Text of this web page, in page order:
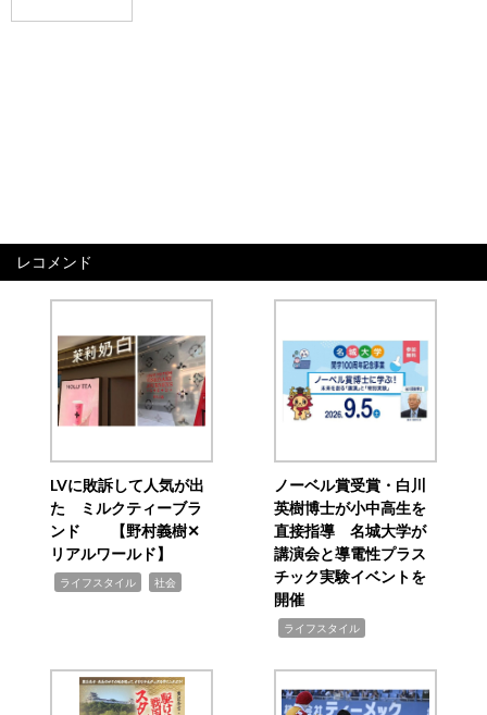
レコメンド
LVに敗訴して人気が出
た ミルクティーブラ
ンド 【野村義樹✕
リアルワールド】
ライフスタイル 社会
ノーベル賞受賞・白川
英樹博士が小中高生を
直接指導 名城大学が
講演会と導電性プラス
チック実験イベントを
開催
ライフスタイル